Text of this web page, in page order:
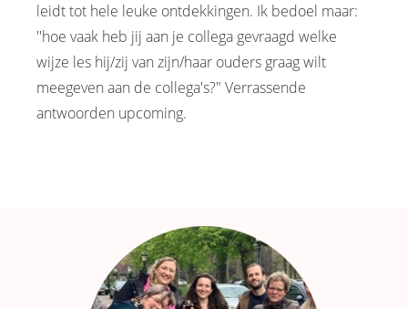
leidt tot hele leuke ontdekkingen. Ik bedoel maar:
''hoe vaak heb jij aan je collega gevraagd welke
wijze les hij/zij van zijn/haar ouders graag wilt
meegeven aan de collega's?" Verrassende
antwoorden upcoming.